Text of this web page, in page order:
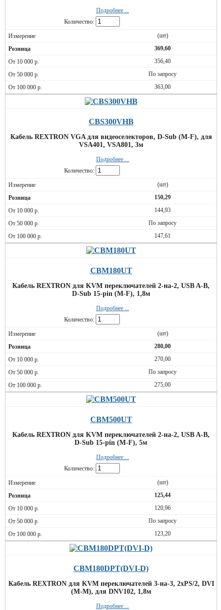
Подробнее ...
Количество:
(шт)
369,60
356,40
По запросу
363,00
CBS300VHB
Кабель REXTRON VGA для видеоселекторов, D-Sub (M-F), для
VSA401, VSA801, 3м
Подробнее ...
Количество:
(шт)
150,29
144,93
По запросу
147,61
CBM180UT
Кабель REXTRON для KVM переключателей 2-на-2, USB A-B,
D-Sub 15-pin (M-F), 1,8м
Подробнее ...
Количество:
(шт)
280,00
270,00
По запросу
275,00
CBM500UT
Кабель REXTRON для KVM переключателей 2-на-2, USB A-B,
D-Sub 15-pin (M-F), 5м
Подробнее ...
Количество:
(шт)
125,44
120,96
По запросу
123,20
CBM180DPT(DVI-D)
Кабель REXTRON для KVM переключателей 3-на-3, 2xPS/2, DVI
(M-M), для DNV102, 1,8м
Подробнее ...